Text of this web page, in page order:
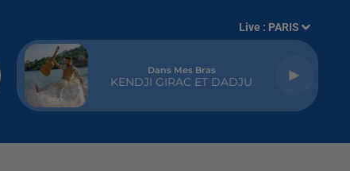
Live : PARIS
Dans Mes Bras
KENDJI GIRAC ET DADJU